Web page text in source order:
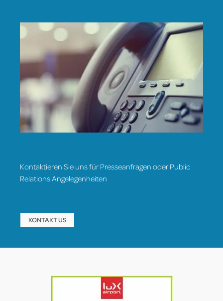
Kontaktieren Sie uns für Presseanfragen oder Public
Relations Angelegenheiten
KONTAKT US